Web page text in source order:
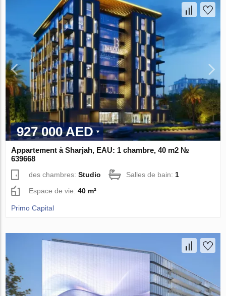
927 000 AED
Appartement à Sharjah, EAU: 1 chambre, 40 m2 №
639668
des chambres:Studio Salles de bain: 1
Espace de vie:40 m²
Primo Capital